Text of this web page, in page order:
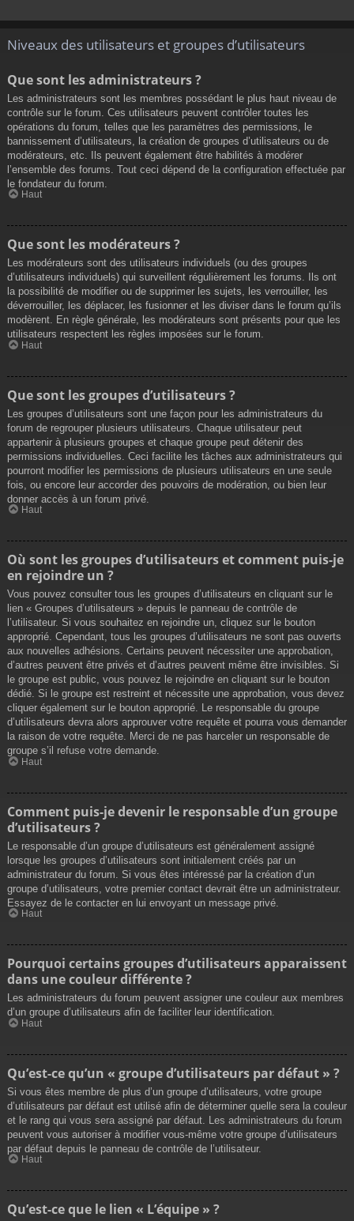
Niveaux des utilisateurs et groupes d’utilisateurs
Que sont les administrateurs ?
Les administrateurs sont les membres possédant le plus haut niveau de
contrôle sur le forum. Ces utilisateurs peuvent contrôler toutes les
opérations du forum, telles que les paramètres des permissions, le
bannissement d’utilisateurs, la création de groupes d’utilisateurs ou de
modérateurs, etc. Ils peuvent également être habilités à modérer
l’ensemble des forums. Tout ceci dépend de la configuration effectuée par
le fondateur du forum.
Haut
Que sont les modérateurs ?
Les modérateurs sont des utilisateurs individuels (ou des groupes
d’utilisateurs individuels) qui surveillent régulièrement les forums. Ils ont
la possibilité de modifier ou de supprimer les sujets, les verrouiller, les
déverrouiller, les déplacer, les fusionner et les diviser dans le forum qu’ils
modèrent. En règle générale, les modérateurs sont présents pour que les
utilisateurs respectent les règles imposées sur le forum.
Haut
Que sont les groupes d’utilisateurs ?
Les groupes d’utilisateurs sont une façon pour les administrateurs du
forum de regrouper plusieurs utilisateurs. Chaque utilisateur peut
appartenir à plusieurs groupes et chaque groupe peut détenir des
permissions individuelles. Ceci facilite les tâches aux administrateurs qui
pourront modifier les permissions de plusieurs utilisateurs en une seule
fois, ou encore leur accorder des pouvoirs de modération, ou bien leur
donner accès à un forum privé.
Haut
Où sont les groupes d’utilisateurs et comment puis-je
en rejoindre un ?
Vous pouvez consulter tous les groupes d’utilisateurs en cliquant sur le
lien « Groupes d’utilisateurs » depuis le panneau de contrôle de
l’utilisateur. Si vous souhaitez en rejoindre un, cliquez sur le bouton
approprié. Cependant, tous les groupes d’utilisateurs ne sont pas ouverts
aux nouvelles adhésions. Certains peuvent nécessiter une approbation,
d’autres peuvent être privés et d’autres peuvent même être invisibles. Si
le groupe est public, vous pouvez le rejoindre en cliquant sur le bouton
dédié. Si le groupe est restreint et nécessite une approbation, vous devez
cliquer également sur le bouton approprié. Le responsable du groupe
d’utilisateurs devra alors approuver votre requête et pourra vous demander
la raison de votre requête. Merci de ne pas harceler un responsable de
groupe s’il refuse votre demande.
Haut
Comment puis-je devenir le responsable d’un groupe
d’utilisateurs ?
Le responsable d’un groupe d’utilisateurs est généralement assigné
lorsque les groupes d’utilisateurs sont initialement créés par un
administrateur du forum. Si vous êtes intéressé par la création d’un
groupe d’utilisateurs, votre premier contact devrait être un administrateur.
Essayez de le contacter en lui envoyant un message privé.
Haut
Pourquoi certains groupes d’utilisateurs apparaissent
dans une couleur différente ?
Les administrateurs du forum peuvent assigner une couleur aux membres
d’un groupe d’utilisateurs afin de faciliter leur identification.
Haut
Qu’est-ce qu’un « groupe d’utilisateurs par défaut » ?
Si vous êtes membre de plus d’un groupe d’utilisateurs, votre groupe
d’utilisateurs par défaut est utilisé afin de déterminer quelle sera la couleur
et le rang qui vous sera assigné par défaut. Les administrateurs du forum
peuvent vous autoriser à modifier vous-même votre groupe d’utilisateurs
par défaut depuis le panneau de contrôle de l’utilisateur.
Haut
Qu’est-ce que le lien « L’équipe » ?